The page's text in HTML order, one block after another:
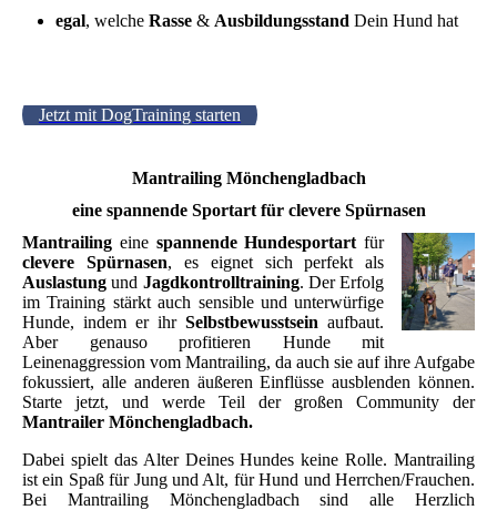
egal, welche Rasse & Ausbildungsstand Dein Hund hat
Jetzt mit DogTraining starten
Mantrailing Mönchengladbach
eine spannende Sportart für clevere Spürnasen
Mantrailing eine spannende Hundesportart für
clevere Spürnasen, es eignet sich perfekt als
Auslastung und Jagdkontrolltraining. Der Erfolg
im Training stärkt auch sensible und unterwürfige
Hunde, indem er ihrSelbstbewusstsein aufbaut.
Aber genauso profitieren Hunde mit
Leinenaggression vom Mantrailing, da auch sie auf ihre Aufgabe
fokussiert, alle anderen äußeren Einflüsse ausblenden können.
Starte jetzt, und werde Teil der großen Community der
Mantrailer Mönchengladbach.
Dabei spielt das Alter Deines Hundes keine Rolle. Mantrailing
ist ein Spaß für Jung und Alt, für Hund und Herrchen/Frauchen.
Bei Mantrailing Mönchengladbach sind alle Herzlich